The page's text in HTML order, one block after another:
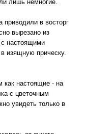
лишь немногие.
приводили в восторг
вырезано из
с настоящими
изящную прическу.
как настоящие - на
с цветочным
увидеть только в